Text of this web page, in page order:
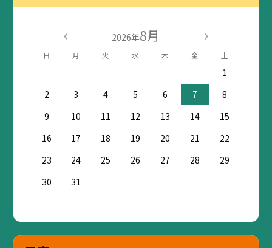
2026年8月
日 月 火 水 木 金 土
1
2
3 4 5 6 7
8
9
10 11 12 13 14
15
16
17 18 19 20 21
22
23
24 25 26 27 28
29
30
31